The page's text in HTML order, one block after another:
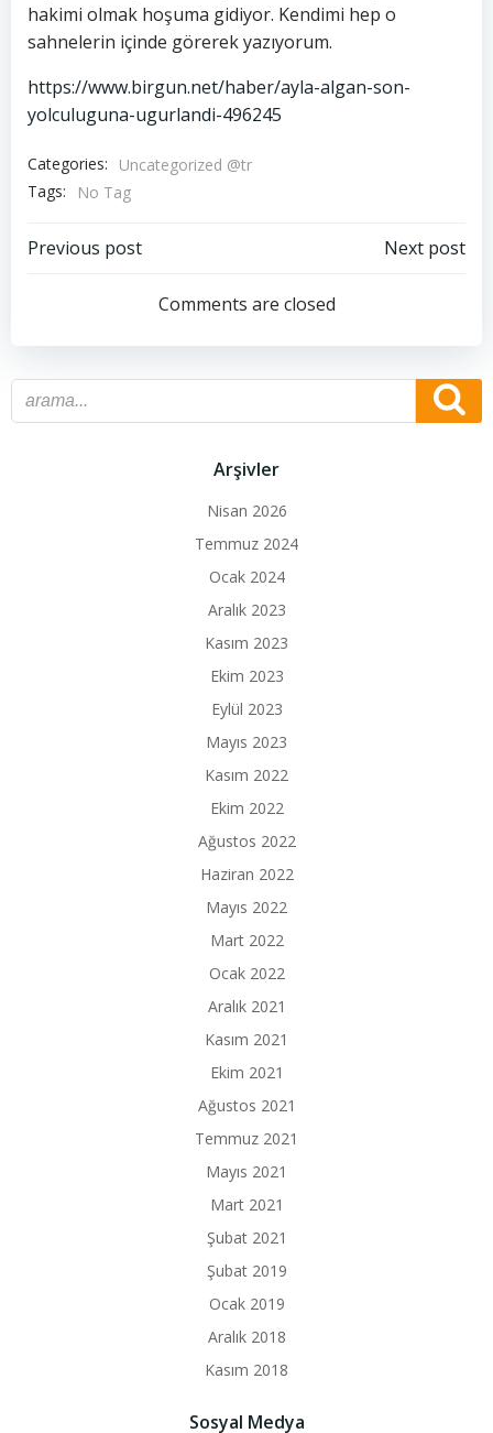
hakimi olmak hoşuma gidiyor. Kendimi hep o
sahnelerin içinde görerek yazıyorum.
https://www.birgun.net/haber/ayla-algan-son-
yolculuguna-ugurlandi-496245
Categories:
Uncategorized @tr
Tags:
No Tag
Post
navigation
Previous post
navigation
Next post
Comments are closed
Arşivler
Nisan 2026
Temmuz 2024
Ocak 2024
Aralık 2023
Kasım 2023
Ekim 2023
Eylül 2023
Mayıs 2023
Kasım 2022
Ekim 2022
Ağustos 2022
Haziran 2022
Mayıs 2022
Mart 2022
Ocak 2022
Aralık 2021
Kasım 2021
Ekim 2021
Ağustos 2021
Temmuz 2021
Mayıs 2021
Mart 2021
Şubat 2021
Şubat 2019
Ocak 2019
Aralık 2018
Kasım 2018
Sosyal Medya